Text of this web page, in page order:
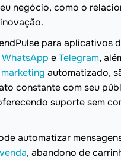
negócio, como o
para aplicativos
WhatsApp eTelegram,
automatizado,
constante com seu
suporte sem
automatizar
, abandono de